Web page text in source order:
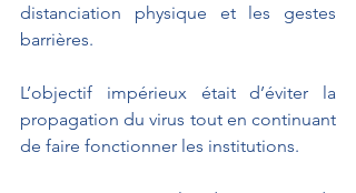
distanciation physique et les gestes
barrières.
L’objectif impérieux était d’éviter la
propagation du virus tout en continuant
de faire fonctionner les institutions.